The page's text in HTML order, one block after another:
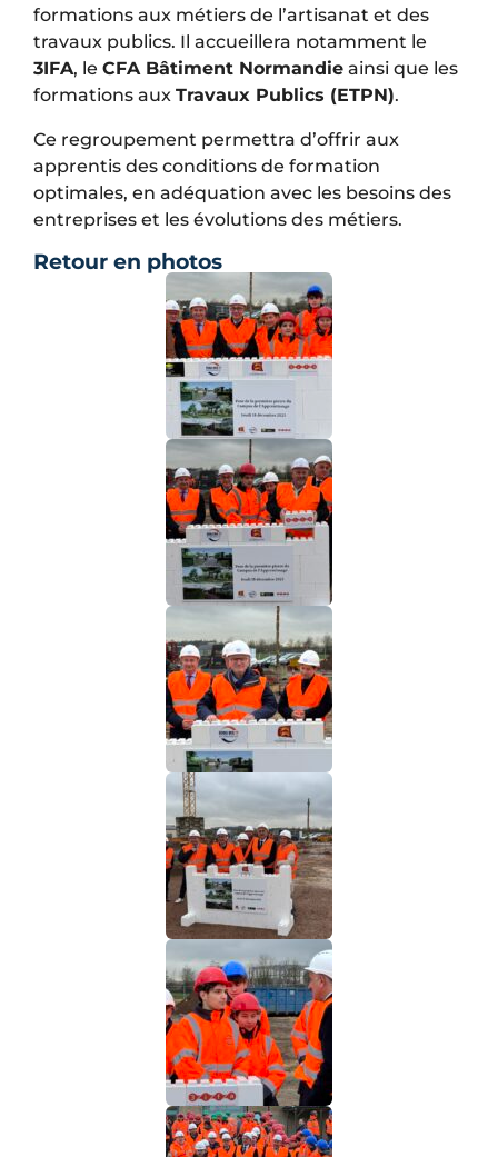
formations aux métiers de l’artisanat et des
travaux publics. Il accueillera notamment le
3IFA, le CFA Bâtiment Normandie ainsi que les
formations aux Travaux Publics (ETPN).
Ce regroupement permettra d’offrir aux
apprentis des conditions de formation
optimales, en adéquation avec les besoins des
entreprises et les évolutions des métiers.
Retour en photos